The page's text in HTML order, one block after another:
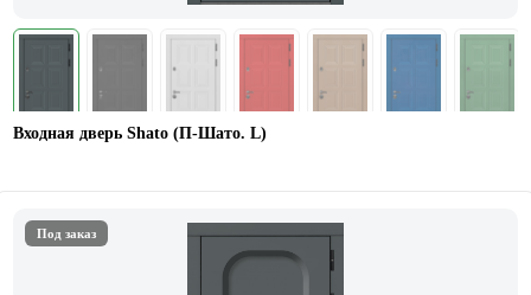
Входная дверь Shato (П-Шато. L)
Под заказ